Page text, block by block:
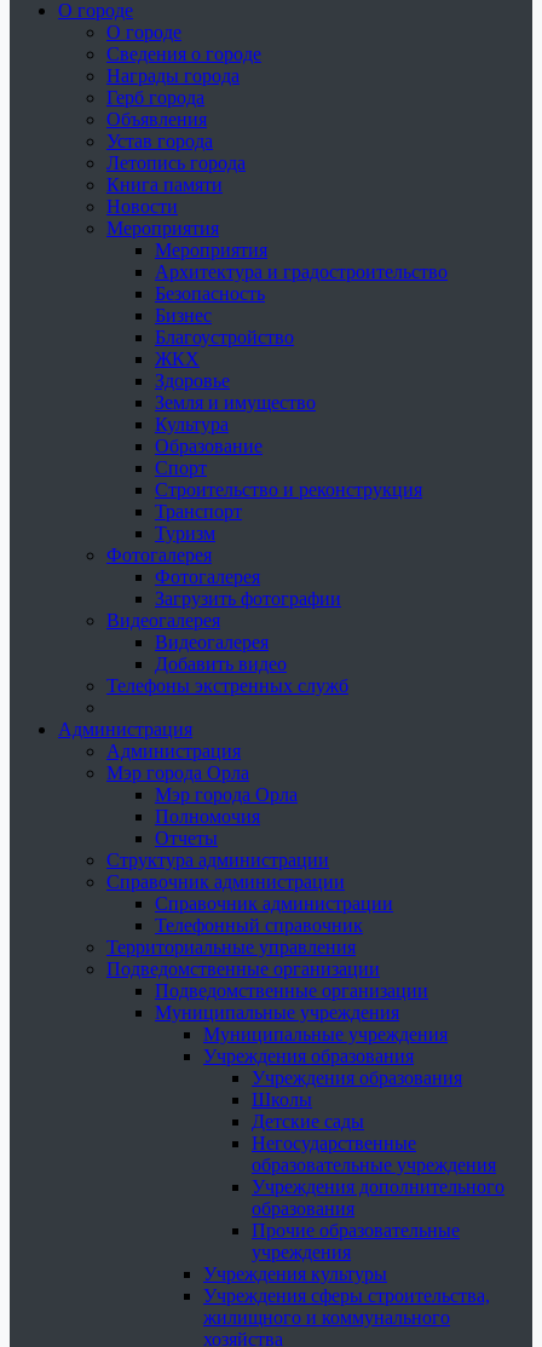
О городе
О городе
Сведения о городе
Награды города
Герб города
Объявления
Устав города
Летопись города
Книга памяти
Новости
Мероприятия
Мероприятия
Архитектура и градостроительство
Безопасность
Бизнес
Благоустройство
ЖКХ
Здоровье
Земля и имущество
Культура
Образование
Спорт
Строительство и реконструкция
Транспорт
Туризм
Фотогалерея
Фотогалерея
Загрузить фотографии
Видеогалерея
Видеогалерея
Добавить видео
Телефоны экстренных служб
Администрация
Администрация
Мэр города Орла
Мэр города Орла
Полномочия
Отчеты
Структура администрации
Справочник администрации
Справочник администрации
Телефонный справочник
Территориальные управления
Подведомственные организации
Подведомственные организации
Муниципальные учреждения
Муниципальные учреждения
Учреждения образования
Учреждения образования
Школы
Детские сады
Негосударственные
образовательные учреждения
Учреждения дополнительного
образования
Прочие образовательные
учреждения
Учреждения культуры
Учреждения сферы строительства,
жилищного и коммунального
хозяйства